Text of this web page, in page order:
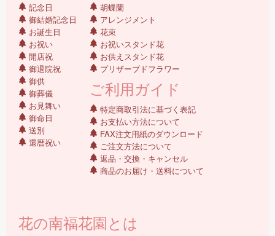
記念日
御結婚記念日
お誕生日
お祝い
開店祝
御退院祝
御供
御葬儀
お見舞い
御命日
送別
還暦祝い
胡蝶蘭
アレンジメント
花束
お祝いスタンド花
お供えスタンド花
プリザーブドフラワー
ご利用ガイド
特定商取引法に基づく表記
お支払い方法について
FAX注文用紙のダウンロード
ご注文方法について
返品・交換・キャンセル
商品のお届け・送料について
花の南福花園とは